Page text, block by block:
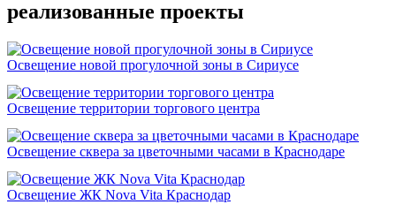
реализованные проекты
Освещение новой прогулочной зоны в Сириусе
Освещение территории торгового центра
Освещение сквера за цветочными часами в Краснодаре
Освещение ЖК Nova Vita Краснодар